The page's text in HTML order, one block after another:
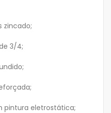
zincado;
3/4;
pintura eletrostática;